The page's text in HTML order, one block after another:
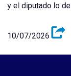
y el diputado lo
10/07/2026